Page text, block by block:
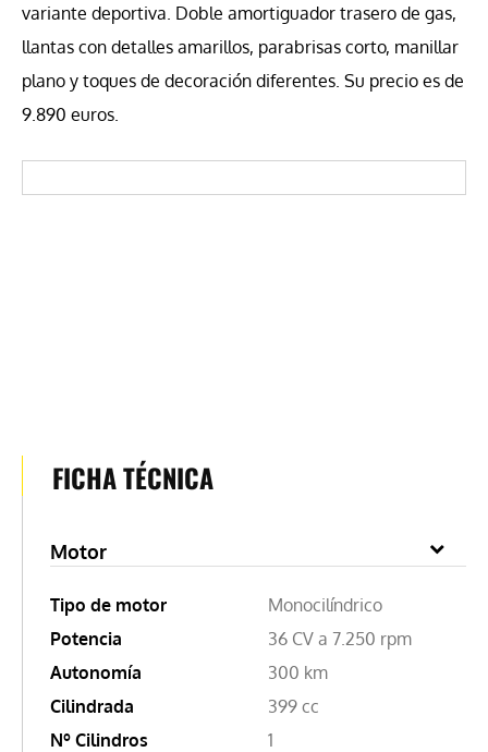
variante deportiva. Doble amortiguador trasero de gas,
llantas con detalles amarillos, parabrisas corto, manillar
plano y toques de decoración diferentes. Su precio es de
9.890 euros.
FICHA TÉCNICA
Motor
Tipo de motor
Monocilíndrico
Potencia
36 CV a 7.250 rpm
Autonomía
300 km
Cilindrada
399 cc
Nº Cilindros
1